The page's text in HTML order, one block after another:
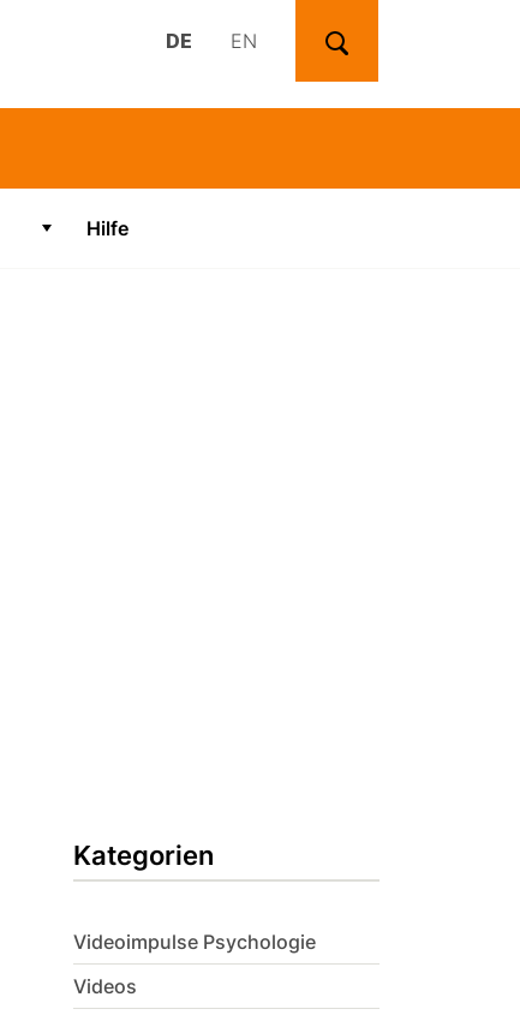
DE
EN
Zeige Untermenü für "Videos"
Hilfe
Kategorien
Videoimpulse Psychologie
Videos